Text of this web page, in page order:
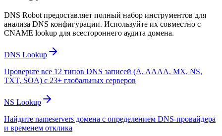
DNS Robot предоставляет полный набор инструментов для
анализа DNS конфигурации. Используйте их совместно с
CNAME lookup для всестороннего аудита домена.
DNS Lookup
Проверьте все 12 типов DNS записей (A, AAAA, MX, NS,
TXT, SOA) с 23+ глобальных серверов
NS Lookup
Найдите nameservers домена с определением DNS-провайдера
и временем отклика